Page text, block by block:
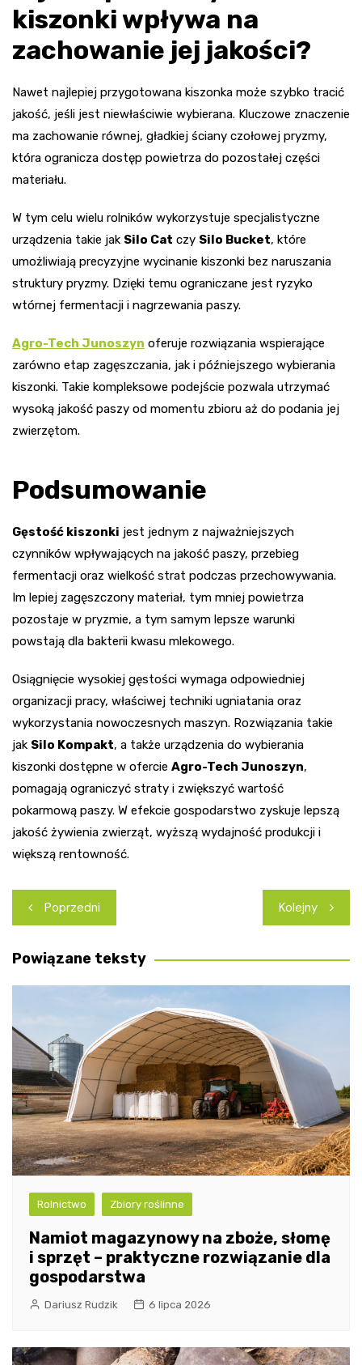
kiszonki wpływa na
zachowanie jej jakości?
Nawet najlepiej przygotowana kiszonka może szybko tracić
jakość, jeśli jest niewłaściwie wybierana. Kluczowe znaczenie
ma zachowanie równej, gładkiej ściany czołowej pryzmy,
która ogranicza dostęp powietrza do pozostałej części
materiału.
W tym celu wielu rolników wykorzystuje specjalistyczne
urządzenia takie jak Silo Cat czy Silo Bucket, które
umożliwiają precyzyjne wycinanie kiszonki bez naruszania
struktury pryzmy. Dzięki temu ograniczane jest ryzyko
wtórnej fermentacji i nagrzewania paszy.
Agro-Tech Junoszyn oferuje rozwiązania wspierające
zarówno etap zagęszczania, jak i późniejszego wybierania
kiszonki. Takie kompleksowe podejście pozwala utrzymać
wysoką jakość paszy od momentu zbioru aż do podania jej
zwierzętom.
Podsumowanie
Gęstość kiszonki jest jednym z najważniejszych
czynników wpływających na jakość paszy, przebieg
fermentacji oraz wielkość strat podczas przechowywania.
Im lepiej zagęszczony materiał, tym mniej powietrza
pozostaje w pryzmie, a tym samym lepsze warunki
powstają dla bakterii kwasu mlekowego.
Osiągnięcie wysokiej gęstości wymaga odpowiedniej
organizacji pracy, właściwej techniki ugniatania oraz
wykorzystania nowoczesnych maszyn. Rozwiązania takie
jak Silo Kompakt, a także urządzenia do wybierania
kiszonki dostępne w ofercie Agro-Tech Junoszyn,
pomagają ograniczyć straty i zwiększyć wartość
pokarmową paszy. W efekcie gospodarstwo zyskuje lepszą
jakość żywienia zwierząt, wyższą wydajność produkcji i
większą rentowność.
Nawigacja
wpisu
Poprzedni Kolejny
Powiązane teksty
Rolnictwo Zbiory roślinne
Namiot magazynowy na zboże, słomę
i sprzęt – praktyczne rozwiązanie dla
gospodarstwa
Dariusz Rudzik 6 lipca 2026